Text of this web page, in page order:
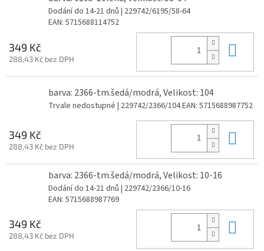
Dodání do 14-21 dnů | 229742/6195/58-64
EAN: 5715688114752
349 Kč
288,43 Kč bez DPH
barva: 2366-tm.šedá/modrá, Velikost: 104
Trvale nedostupné | 229742/2366/104EAN: 5715688987752
349 Kč
288,43 Kč bez DPH
barva: 2366-tm.šedá/modrá, Velikost: 10-16
Dodání do 14-21 dnů | 229742/2366/10-16
EAN: 5715688987769
349 Kč
288,43 Kč bez DPH